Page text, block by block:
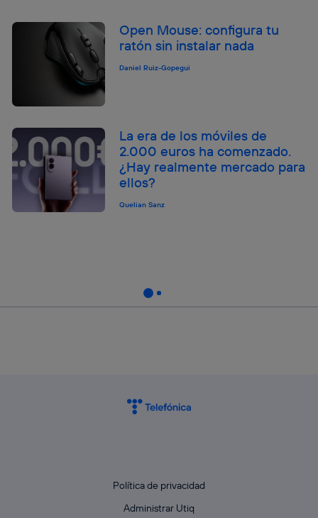
Open Mouse: configura tu
ratón sin instalar nada
Daniel Ruiz-Gopegui
La era de los móviles de
2.000 euros ha comenzado.
¿Hay realmente mercado para
ellos?
Quelian Sanz
Política de privacidad
Administrar Utiq